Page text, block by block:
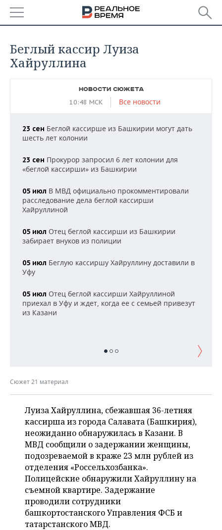
БАШКОРТОСТАН
НОВОСТИ
НОВОСТИ АНАЛИТИКИ
ДЕКЛАРАЦИИ О ДОХОДАХ
ВУЗЫ ТАТАРСТАНА
КОМУ ПРИНАДЛЕЖАТ
ТОРГОВЫЕ ЦЕНТРЫ
ТАТАРСТАНА
НОВОСТИ ЭКОНОМИКИ
БАНКИ
БЮДЖЕТ
ПРОМЫШЛЕННОСТЬ
ПРОМЫШЛЕННОСТИ
МАШИНОСТРОЕНИЕ
НЕФТЬ
ОПК
ЭНЕРГЕТИКА
НОВОСТИ НЕДВИЖИМОСТИ
АВТО
НОВОСТИ АВТО
БИЗНЕС
РОЗНИЧНАЯ ТОРГОВЛЯ
ТРАНСПОРТ
НОВОСТИ ТЕХНОЛОГИЙ
ТЕЛЕКОММУНИКАЦИИ
МЕРОПРИЯТИЯ
НОВОСТИ МЕРОПРИЯТИЙ
БИЗНЕС-БРАНЧИ
СПОРТ
ФУТБОЛ
ФИГУРНОЕ КАТАНИЕ
ВОДНЫЕ ВИДЫ СПОРТА
ХОККЕЙ С МЯЧОМ
НОВОСТИ ОБЩЕСТВА
МЕДИЦИНА
ОБРАЗОВАНИЕ
ПРОИСШЕСТВИЯ
ФОТОГАЛЕРЕЯ
ПОЛНАЯ ВЕРСИЯ
Беглый кассир Луиза
Хайруллина
НОВОСТИ СЮЖЕТА
10:48 МСК Все новости
23 сен Беглой кассирше из Башкирии могут дать
шесть лет колонии
23 сен Прокурор запросил 6 лет колонии для
«беглой кассирши» из Башкирии
05 июл В МВД официально прокомментировали
расследование дела беглой кассирши
Хайруллиной
05 июл Отец беглой кассирши из Башкирии
забирает внуков из полиции
05 июл Беглую кассиршу Хайруллину доставили в
Уфу
05 июл Отец беглой кассирши Хайруллиной
приехал в Уфу и ждет, когда ее с семьей привезут
из Казани
Сюжет 21 материал
Луиза Хайруллина, сбежавшая 36-летняя
кассирша из города Салавата (Башкирия),
неожиданно обнаружилась в Казани. В
МВД сообщили о задержании женщины,
подозреваемой в краже 23 млн рублей из
отделения «Россельхозбанка».
Полицейские обнаружили Хайруллину на
съемной квартире. Задержание
проводили сотрудники
башкортостанского Управления ФСБ и
татарстанского МВД.